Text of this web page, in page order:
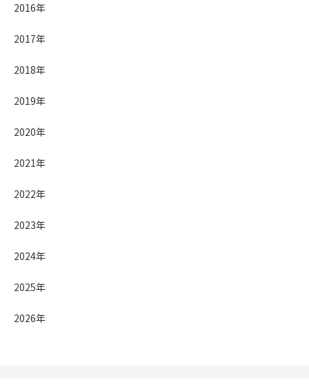
2016年
2017年
2018年
2019年
2020年
2021年
2022年
2023年
2024年
2025年
2026年